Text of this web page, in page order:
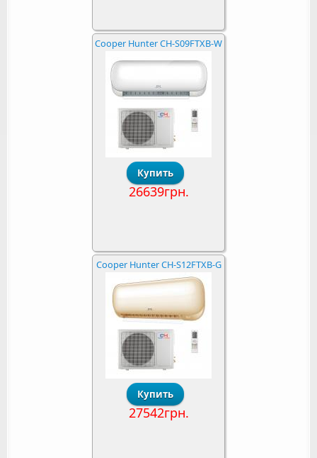
Cooper Hunter CH-S09FTXB-W
26639грн.
Cooper Hunter CH-S12FTXB-G
27542грн.